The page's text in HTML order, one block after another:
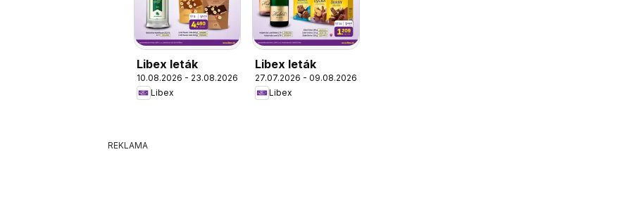
Libex leták
10.08.2026 - 23.08.2026
Libex
Libex leták
27.07.2026 - 09.08.2026
Libex
REKLAMA